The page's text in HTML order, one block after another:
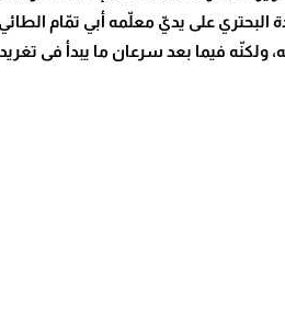
البحتري على يديّ معلّمه أبي تمّام
ولكنّه فيما بعد سرعان ما يبدأ فى